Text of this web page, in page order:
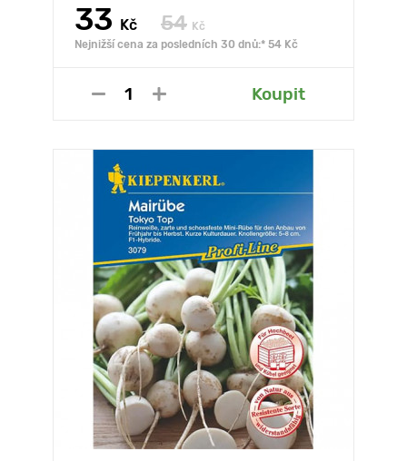
33 Kč 54 Kč
Nejnižší cena za posledních 30 dnů:* 54 Kč
Koupit